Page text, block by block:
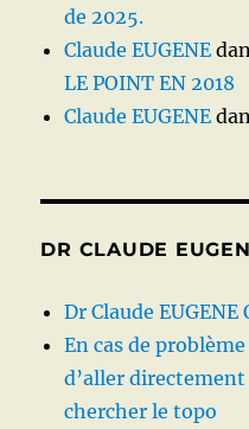
de 2025.
Claude EUGENE
LE POINT EN 2018
Claude EUGENE
DR CLAUDE
Dr Claude
En cas de
d’aller
chercher le topo